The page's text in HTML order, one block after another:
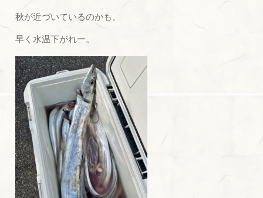
秋が近づいているのかも。
早く水温下がれー。